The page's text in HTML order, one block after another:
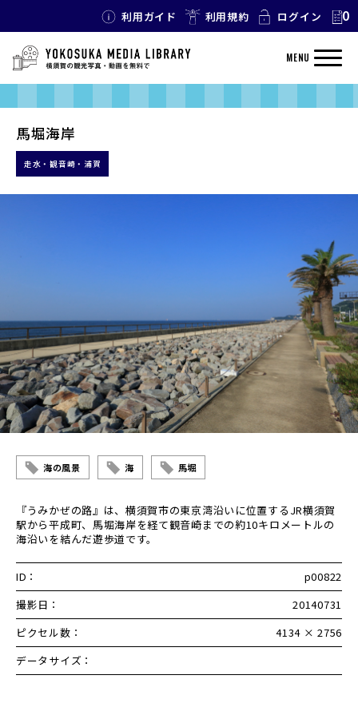
利用ガイド 利用規約 ログイン 0
MENU
馬堀海岸
走水・観音崎・浦賀
海の風景 海 馬堀
『うみかぜの路』は、横須賀市の東京湾沿いに位置するJR横須賀
駅から平成町、馬堀海岸を経て観音崎までの約10キロメートルの
海沿いを結んだ遊歩道です。
ID：
p00822
撮影日：
20140731
ピクセル数：
4134 × 2756
データサイズ：